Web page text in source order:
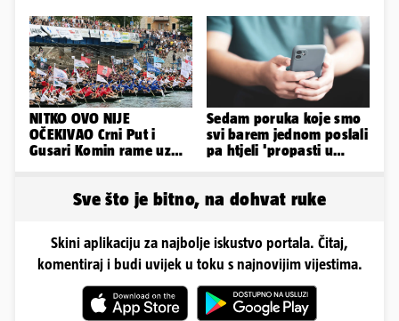
Slavonka
NITKO OVO NIJE
OČEKIVAO Crni Put i
Gusari Komin rame uz
Sedam poruka koje smo
svi barem jednom poslali
pa htjeli 'propasti u
Sve što je bitno, na dohvat ruke
Skini aplikaciju za najbolje iskustvo portala. Čitaj,
komentiraj i budi uvijek u toku s najnovijim vijestima.